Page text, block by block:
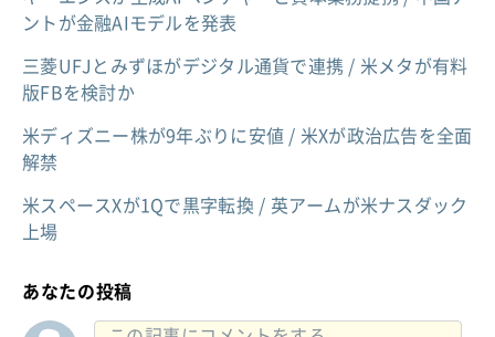
ントが金融AIモデルを発表
三菱UFJとみずほがデジタル通貨で連携 / 米メタが有料
版FBを検討か
米ディズニー株が9年ぶりに安値 / 米Xが政治広告を全面
解禁
米スペースXが1Qで黒字転換 / 英アームが米ナスダック
上場
あなたの投稿